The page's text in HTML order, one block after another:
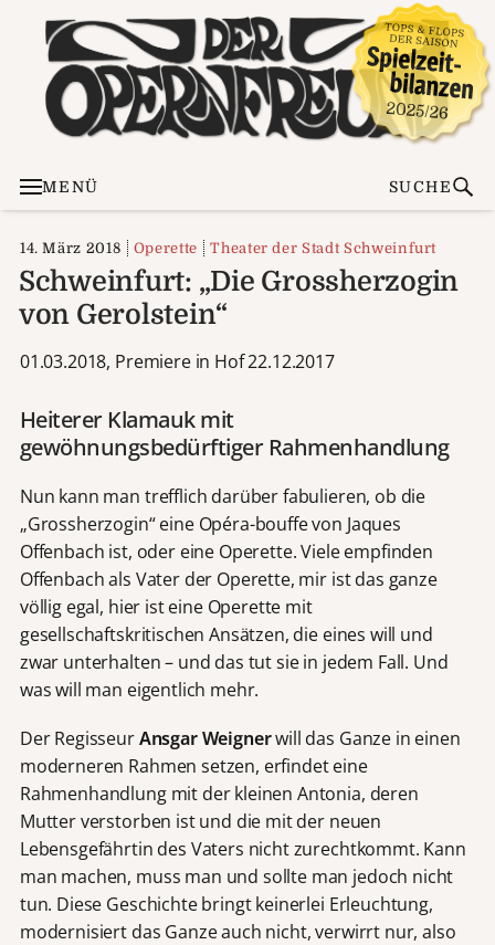
MENÜ SUCHE
14. März 2018 Operette Theater der Stadt Schweinfurt
Schweinfurt: „Die Grossherzogin
von Gerolstein“
01.03.2018, Premiere in Hof 22.12.2017
Heiterer Klamauk mit
gewöhnungsbedürftiger Rahmenhandlung
Nun kann man trefflich darüber fabulieren, ob die
„Grossherzogin“ eine Opéra-bouffe von Jaques
Offenbach ist, oder eine Operette. Viele empfinden
Offenbach als Vater der Operette, mir ist das ganze
völlig egal, hier ist eine Operette mit
gesellschaftskritischen Ansätzen, die eines will und
zwar unterhalten – und das tut sie in jedem Fall. Und
was will man eigentlich mehr.
Der RegisseurAnsgar Weignerwill das Ganze in einen
moderneren Rahmen setzen, erfindet eine
Rahmenhandlung mit der kleinen Antonia, deren
Mutter verstorben ist und die mit der neuen
Lebensgefährtin des Vaters nicht zurechtkommt. Kann
man machen, muss man und sollte man jedoch nicht
tun. Diese Geschichte bringt keinerlei Erleuchtung,
modernisiert das Ganze auch nicht, verwirrt nur, also